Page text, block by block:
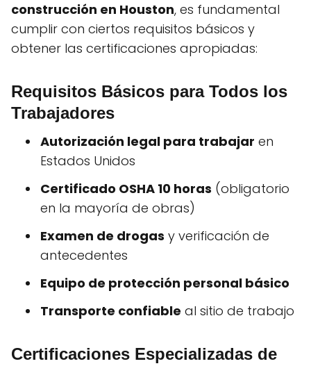
construcción en Houston, es fundamental
cumplir con ciertos requisitos básicos y
obtener las certificaciones apropiadas:
Requisitos Básicos para Todos los
Trabajadores
Autorización legal para trabajar en
Estados Unidos
Certificado OSHA 10 horas (obligatorio
en la mayoría de obras)
Examen de drogas y verificación de
antecedentes
Equipo de protección personal básico
Transporte confiable al sitio de trabajo
Certificaciones Especializadas de